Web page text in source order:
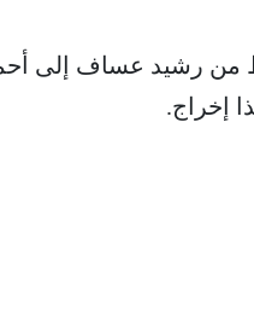
من رشيد عساف إلى
إخراج.